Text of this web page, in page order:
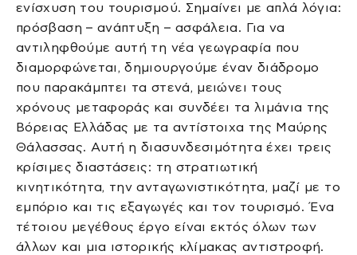
ενίσχυση του τουρισμού. Σημαίνει με απλά λόγια:
πρόσβαση – ανάπτυξη – ασφάλεια. Για να
αντιληφθούμε αυτή τη νέα γεωγραφία που
διαμορφώνεται, δημιουργούμε έναν διάδρομο
που παρακάμπτει τα στενά, μειώνει τους
χρόνους μεταφοράς και συνδέει τα λιμάνια της
Βόρειας Ελλάδας με τα αντίστοιχα της Μαύρης
Θάλασσας. Αυτή η διασυνδεσιμότητα έχει τρεις
κρίσιμες διαστάσεις: τη στρατιωτική
κινητικότητα, την ανταγωνιστικότητα, μαζί με το
εμπόριο και τις εξαγωγές και τον τουρισμό. Ένα
τέτοιου μεγέθους έργο είναι εκτός όλων των
άλλων και μια ιστορικής κλίμακας αντιστροφή.